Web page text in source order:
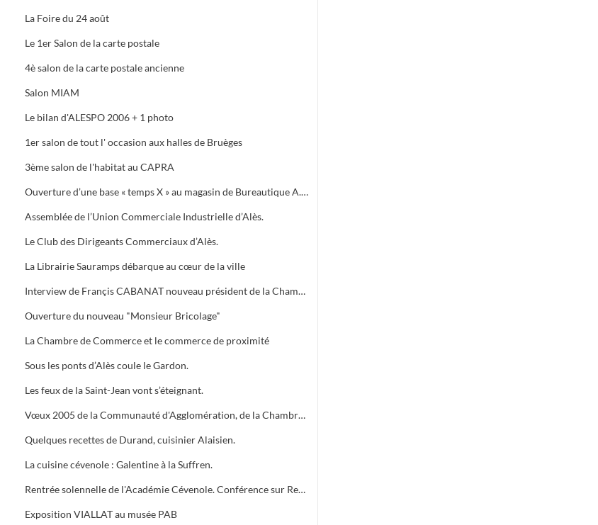
La Foire du 24 août
Le 1er Salon de la carte postale
4è salon de la carte postale ancienne
Salon MIAM
Le bilan d'ALESPO 2006 + 1 photo
1er salon de tout l' occasion aux halles de Bruèges
3ème salon de l'habitat au CAPRA
Ouverture d’une base « temps X » au magasin de Bureautique A.M.C., 40 Avenue du Général de Gaule à Alès.
Assemblée de l’Union Commerciale Industrielle d’Alès.
Le Club des Dirigeants Commerciaux d’Alès.
La Librairie Sauramps débarque au cœur de la ville
Interview de Françis CABANAT nouveau président de la Chambre de Commerce
Ouverture du nouveau "Monsieur Bricolage"
La Chambre de Commerce et le commerce de proximité
Sous les ponts d’Alès coule le Gardon.
Les feux de la Saint-Jean vont s’éteignant.
Vœux 2005 de la Communauté d'Agglomération, de la Chambre de Commerce, 5 bougies pour la Médiathèque
Quelques recettes de Durand, cuisinier Alaisien.
La cuisine cévenole : Galentine à la Suffren.
Rentrée solennelle de l'Académie Cévenole. Conférence sur Renoir et Albert ANDRE, une amitié (1894-1919)
Exposition VIALLAT au musée PAB